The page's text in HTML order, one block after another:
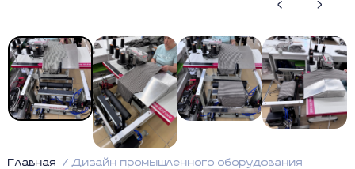
Главная Дизайн промышленного оборудования